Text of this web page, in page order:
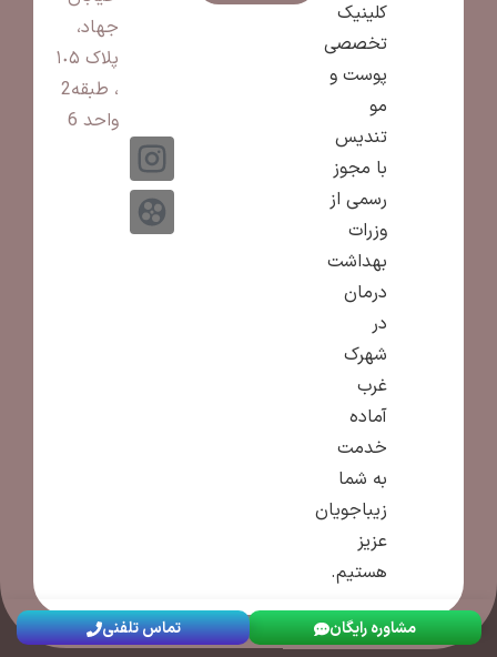
کلینیک
تخصصی
پوست و
مو
تندیس
با مجوز
رسمی از
وزرات
بهداشت
درمان
در
شهرک
غرب
آماده
خدمت
به شما
زیباجویان
عزیز
هستیم.
جهاد،
پلاک ١٠۵
، طبقه2
واحد 6
مشاوره رایگان تماس تلفنی